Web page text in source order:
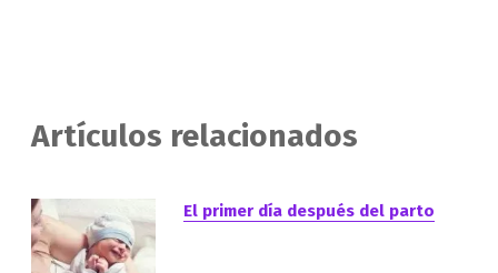
Artículos relacionados
El primer día después del parto